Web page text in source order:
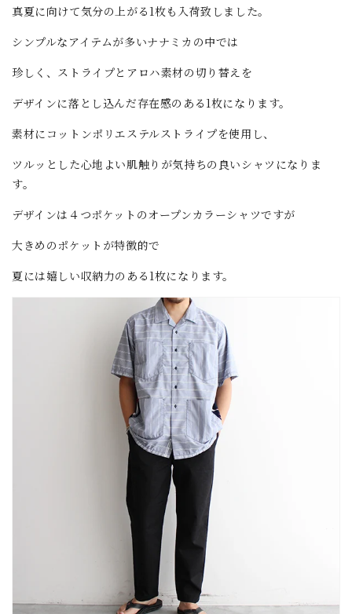
真夏に向けて気分の上がる1枚も入荷致しました。
シンプルなアイテムが多いナナミカの中では
珍しく、ストライプとアロハ素材の切り替えを
デザインに落とし込んだ存在感のある1枚になります。
素材にコットンポリエステルストライプを使用し、
ツルッとした心地よい肌触りが気持ちの良いシャツになりま
す。
デザインは４つポケットのオープンカラーシャツですが
大きめのポケットが特徴的で
夏には嬉しい収納力のある1枚になります。